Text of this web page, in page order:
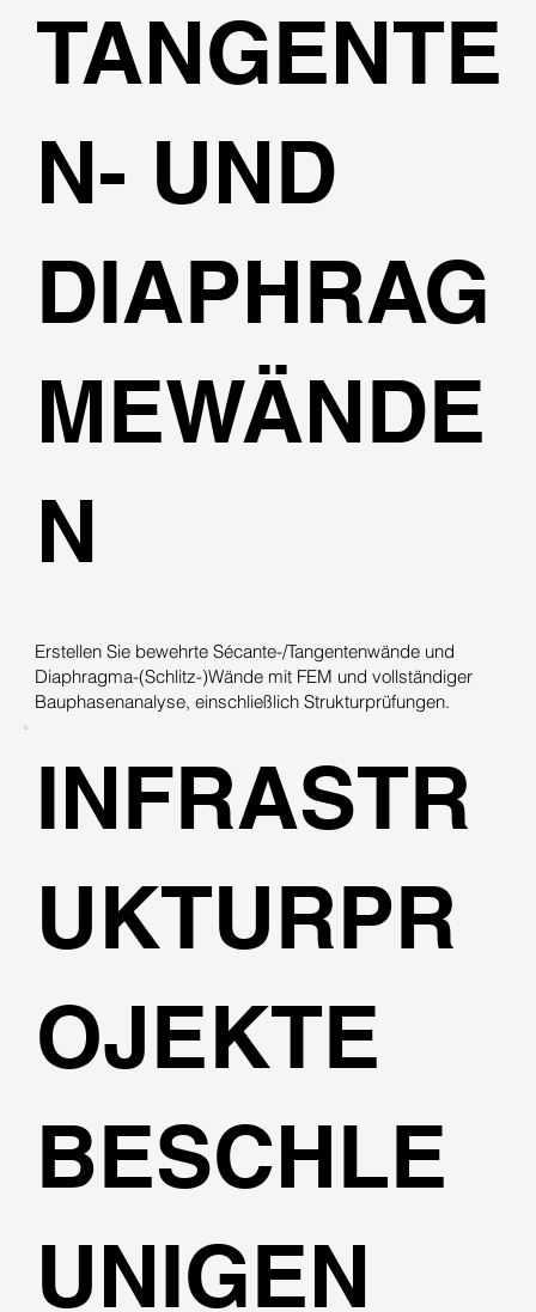
Erstellen Sie bewehrte Sécante-/Tangentenwände und
Diaphragma-(Schlitz-)Wände mit FEM und vollständiger
Bauphasenanalyse, einschließlich Strukturprüfungen.
TANGENTE
N- UND
DIAPHRAG
MEWÄNDE
N
INFRASTR
UKTURPR
OJEKTE
BESCHLE
UNIGEN